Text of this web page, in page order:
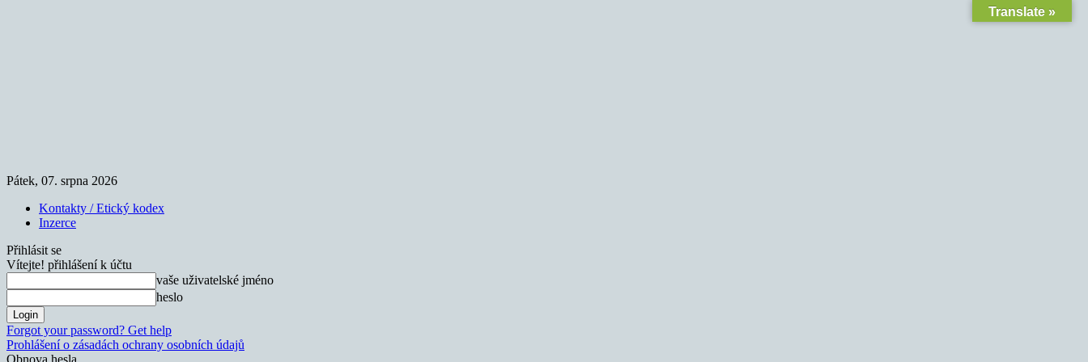
Pátek, 07. srpna 2026
Kontakty / Etický kodex
Inzerce
Přihlásit se
Vítejte! přihlášení k účtu
vaše uživatelské jméno
heslo
Forgot your password? Get help
Prohlášení o zásadách ochrany osobních údajů
Obnova hesla
Translate »